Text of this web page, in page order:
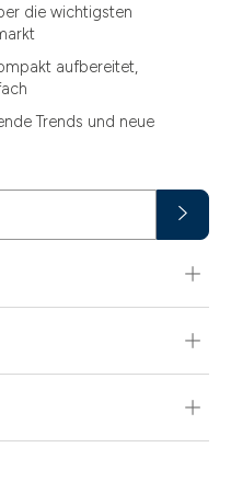
die wichtigsten
aufbereitet,
Trends und neue